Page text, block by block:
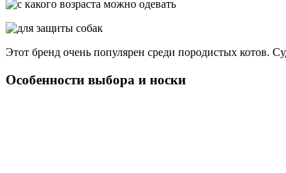
Этот бренд очень популярен среди породистых котов.
Особенности выбора и носки